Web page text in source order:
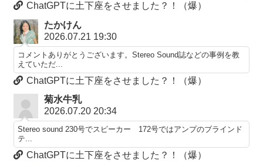
ChatGPTに土下座をさせました？！（爆）
たかけん
2026.07.21 19:30
コメントありがとうございます。Stereo Sound誌などの事例を教
えていただ...
ChatGPTに土下座をさせました？！（爆）
菊水牛乳
2026.07.20 20:34
Stereo sound 230号でスピーカー 172号ではアンプのブラインド
テ...
ChatGPTに土下座をさせました？！（爆）